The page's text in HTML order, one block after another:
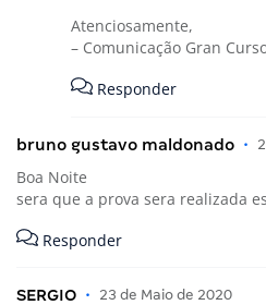
Atenciosamente,
– Comunicação Gran
Responder
bruno gustavo maldonado •
Boa Noite
sera que a prova sera realizada
Responder
SERGIO • 23 de Maio de 2020